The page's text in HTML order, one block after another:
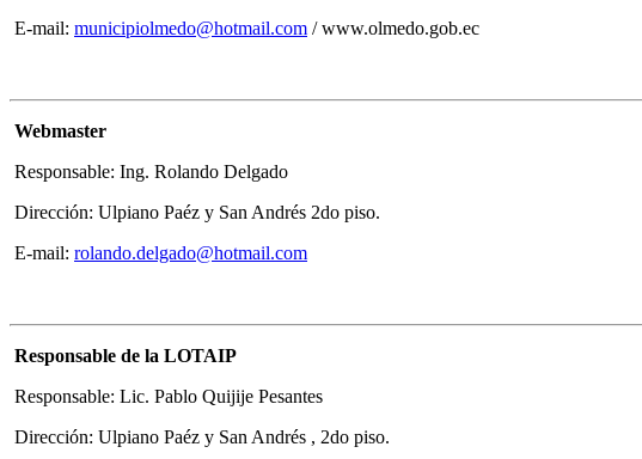
E-mail: municipiolmedo@hotmail.com / www.olmedo.gob.ec
Webmaster
Responsable: Ing. Rolando Delgado
Dirección: Ulpiano Paéz y San Andrés 2do piso.
E-mail: rolando.delgado@hotmail.com
Responsable de la LOTAIP
Responsable: Lic. Pablo Quijije Pesantes
Dirección: Ulpiano Paéz y San Andrés , 2do piso.